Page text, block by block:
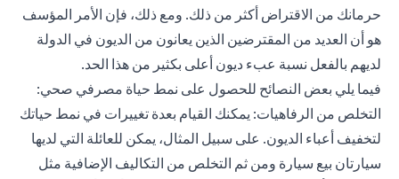
حرمانك من الاقتراض أكثر من ذلك. ومع ذلك، فإن الأمر المؤسف
هو أن العديد من المقترضين الذين يعانون من الديون في الدولة
لديهم بالفعل نسبة عبء ديون أعلى بكثير من هذا الحد.
فيما يلي بعض النصائح للحصول على نمط حياة مصرفي صحي:
التخلص من الرفاهيات: يمكنك القيام بعدة تغييرات في نمط حياتك
لتخفيف أعباء الديون. على سبيل المثال، يمكن للعائلة التي لديها
سيارتان بيع سيارة ومن ثم التخلص من التكاليف الإضافية مثل